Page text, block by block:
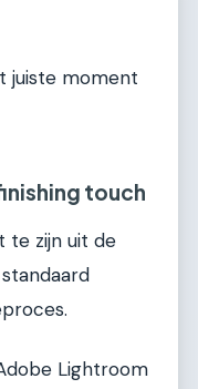
juiste moment
touch
te zijn uit de
Lightroom